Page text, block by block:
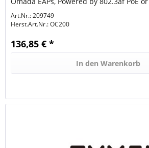
Art.Nr.: 209749
Herst.Art.Nr.:OC200
136,85 € *
In den Warenkorb